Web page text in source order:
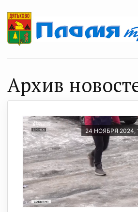
Архив
24 НОЯБРЯ 2024,